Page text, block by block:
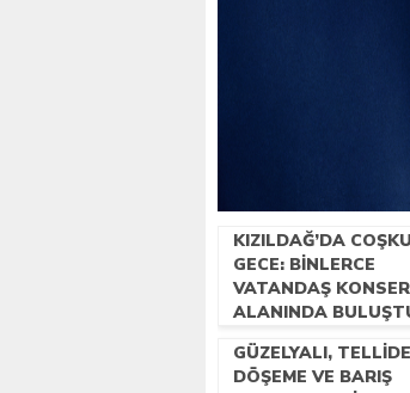
KIZILDAĞ’DA
GECE: BINLERCE
VATANDAŞ KONSER
ALANINDA
GÜZELYALI,
DÖŞEME VE BARIŞ